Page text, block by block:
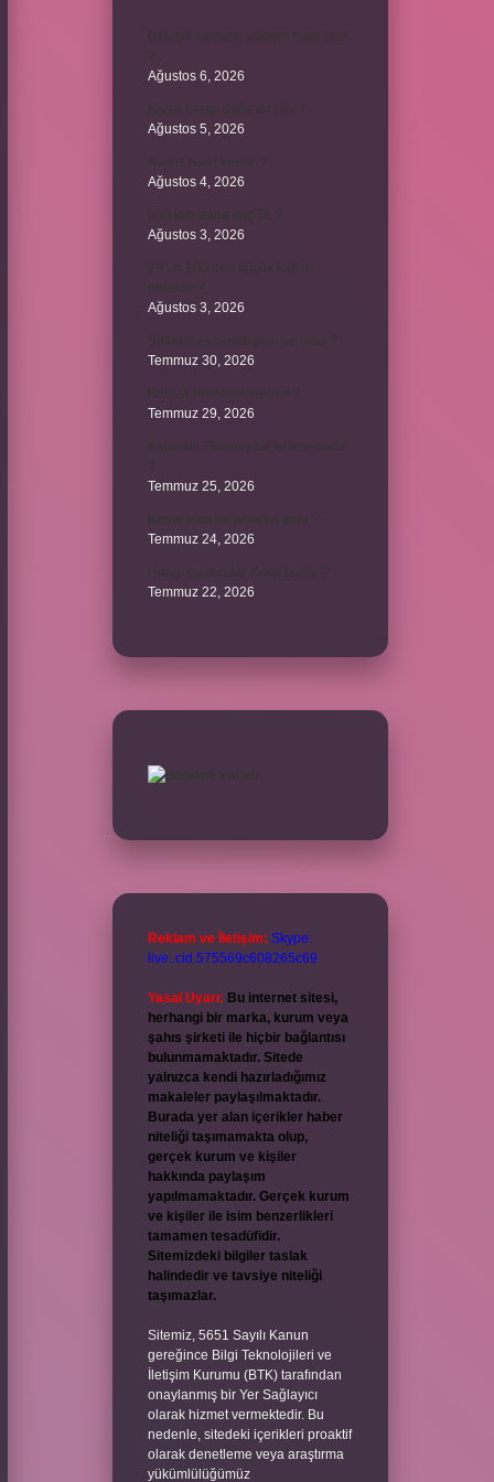
Ağustos 6, 2026
Ağustos 5, 2026
Ağustos 4, 2026
Ağustos 3, 2026
Ağustos 3, 2026
Temmuz 30, 2026
Temmuz 29, 2026
Temmuz 25, 2026
Temmuz 24, 2026
Temmuz 22, 2026
Reklam ve İletişim: Skype:
live:.cid.575569c608265c69
Yasal Uyarı: Bu internet sitesi,
herhangi bir marka, kurum veya
şahıs şirketi ile hiçbir bağlantısı
bulunmamaktadır. Sitede
yalnızca kendi hazırladığımız
makaleler paylaşılmaktadır.
Burada yer alan içerikler haber
niteliği taşımamakta olup,
gerçek kurum ve kişiler
hakkında paylaşım
yapılmamaktadır. Gerçek kurum
ve kişiler ile isim benzerlikleri
tamamen tesadüfidir.
Sitemizdeki bilgiler taslak
halindedir ve tavsiye niteliği
taşımazlar.
Sitemiz, 5651 Sayılı Kanun
gereğince Bilgi Teknolojileri ve
İletişim Kurumu (BTK) tarafından
onaylanmış bir Yer Sağlayıcı
olarak hizmet vermektedir. Bu
nedenle, sitedeki içerikleri proaktif
olarak denetleme veya araştırma
yükümlülüğümüz